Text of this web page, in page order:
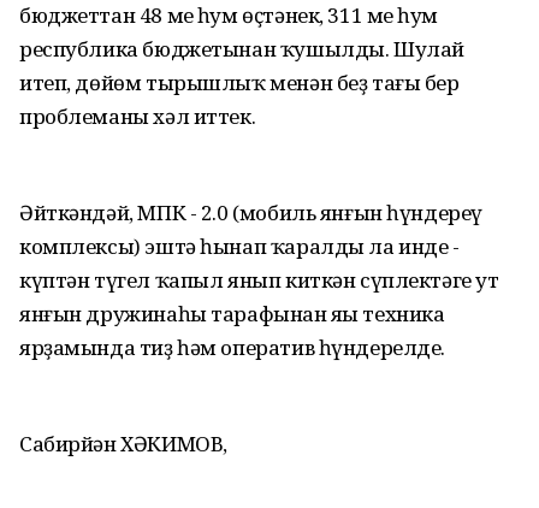
бюджеттан 48 мең һум өҫтәнек, 311 мең һум
республика бюджетынан ҡушылды. Шулай
итеп, дөйөм тырышлыҡ менән беҙ тағы бер
проблеманы хәл иттек.
Әйткәндәй, МПК - 2.0 (мобиль янғын һүндереү
комплексы) эштә һынап ҡаралды ла инде -
күптән түгел ҡапыл янып киткән сүплектәге ут
янғын дружинаһы тарафынан яңы техника
ярҙамында тиҙ һәм оператив һүндерелде.
Сабирйән ХӘКИМОВ,